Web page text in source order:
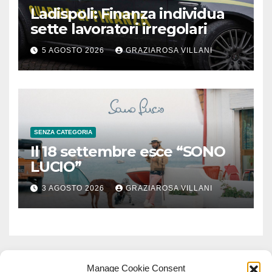
Manage Cookie Consent
Ladispoli: Finanza individua
sette lavoratori irregolari
5 AGOSTO 2026 GRAZIAROSA VILLANI
SENZA CATEGORIA
Il 18 settembre esce “SONO
LUCIO”
3 AGOSTO 2026 GRAZIAROSA VILLANI